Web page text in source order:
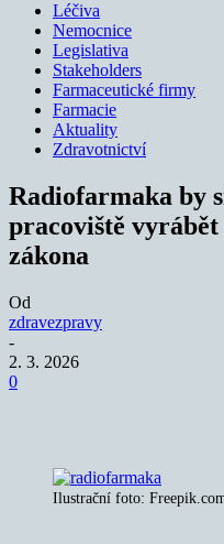
Léčiva
Nemocnice
Legislativa
Stakeholders
Farmaceutické firmy
Farmacie
Aktuality
Zdravotnictví
Radiofarmaka by
pracoviště vyrábět
zákona
Od
zdravezpravy
-
2. 3. 2026
0
Ilustrační foto: